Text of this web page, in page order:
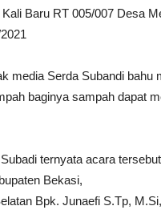
Baru RT 005/007 Desa
media Serda Subandi bahu
baginya sampah dapat
ternyata acara
Bekasi,
Bpk. Junaefi S.Tp,